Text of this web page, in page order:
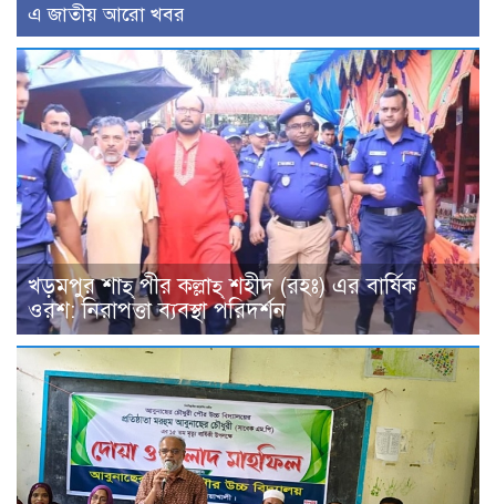
এ জাতীয় আরো খবর
খড়মপুর শাহ্ পীর কল্লাহ্ শহীদ (রহঃ) এর বার্ষিক
ওরশ: নিরাপত্তা ব্যবস্থা পরিদর্শন